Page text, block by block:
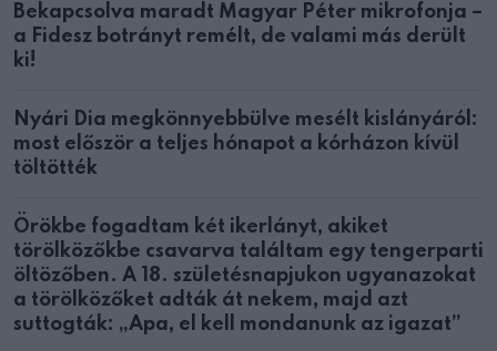
Bekapcsolva maradt Magyar Péter mikrofonja –
a Fidesz botrányt remélt, de valami más derült
ki!
Nyári Dia megkönnyebbülve mesélt kislányáról:
most először a teljes hónapot a kórházon kívül
töltötték
Örökbe fogadtam két ikerlányt, akiket
törölközőkbe csavarva találtam egy tengerparti
öltözőben. A 18. születésnapjukon ugyanazokat
a törölközőket adták át nekem, majd azt
suttogták: „Apa, el kell mondanunk az igazat”